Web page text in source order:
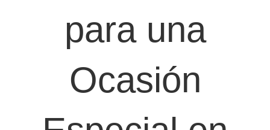
para una
Ocasión